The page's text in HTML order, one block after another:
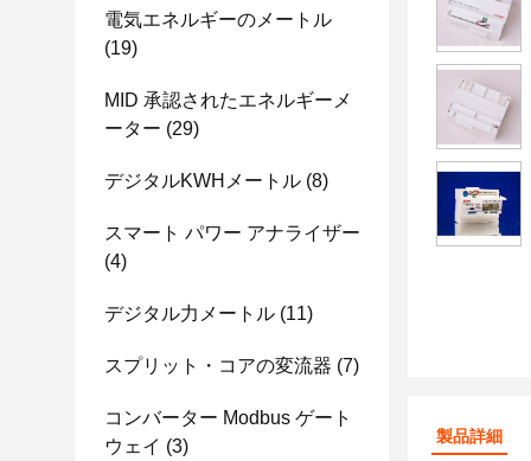
電気エネルギーのメートル
(19)
MID 承認されたエネルギーメ
ーター (29)
デジタルKWHメートル (8)
スマート パワー アナライザー
(4)
デジタル力メートル (11)
スプリット・コアの変流器 (7)
コンバーター Modbus ゲート
ウェイ (3) 製品詳細